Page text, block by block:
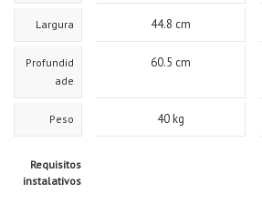
Largura
Profundid
ade
Peso
Requisitos
instalativos
44.8 cm
60.5 cm
40kg